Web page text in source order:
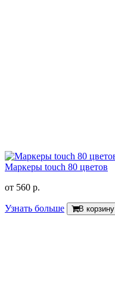
Маркеры touch 80 цветов
от 560 р.
Узнать больше В корзину